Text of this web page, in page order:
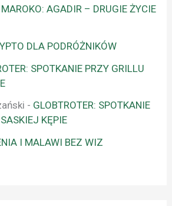
MAROKO: AGADIR – DRUGIE ŻYCIE
DLA PODRÓŻNIKÓW
SPOTKANIE PRZY GRILLU
- GLOBTROTER: SPOTKANIE
KĘPIE
I MALAWI BEZ WIZ